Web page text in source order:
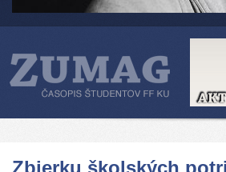
Zbierku školských